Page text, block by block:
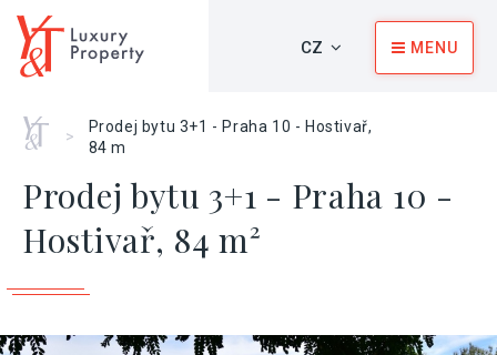
CZ MENU
Home
>
Prodej bytu 3+1 - Praha 10 - Hostivař,
84 m
Prodej bytu 3+1 - Praha 10 -
Hostivař, 84 m²